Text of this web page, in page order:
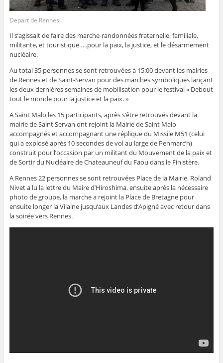
Depart de Rennes
Il s’agissait de faire des marche-randonnées fraternelle, familiale,
militante, et touristique…..pour la paix, la justice, et le désarmement
nucléaire.
Au total 35 personnes se sont retrouvées à 15:00 devant les mairies
de Rennes et de Saint-Servan pour des marches symboliques lançant
les deux dernières semaines de mobilisation pour le festival « Debout
tout le monde pour la justice et la paix. »
A Saint Malo les 15 participants, après s’être retrouvés devant la
mairie de Saint Servan ont rejoint la Mairie de Saint Malo
accompagnés et accompagnant une réplique du Missile M51 (celui
qui a explosé après 10 secondes de vol au large de Penmarc’h)
construit pour l’occasion par un militant du Mouvement de la paix et
de Sortir du Nucléaire de Chateauneuf du Faou dans le Finistère.
A Rennes 22 personnes se sont retrouvées Place de la Mairie. Roland
Nivet a lu la lettre du Maire d’Hiroshima, ensuite après la nécessaire
photo de groupe, la marche a rejoint la Place de Bretagne pour
ensuite longer la Vilaine jusqu’aux Landes d’Apigné avec retour dans
la soirée vers Rennes.